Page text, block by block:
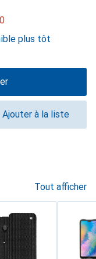
plus tôt
Ajouter à la liste
Tout afficher